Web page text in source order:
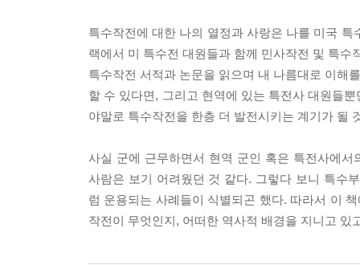
특수작전에 대한 나의 열정과 사랑은 나를 미국
랙에서 미 특수전 대원들과 함께 민사작전 및 특
특수작전 서적과 논문을 읽으며 내 나름대로 이해
할 수 있다면, 그리고 현역에 있는 특전사 대원들
야말로 특수작전을 한층 더 발전시키는 계기가 될
사실 군에 근무하면서 현역 군인 혹은 특전사에
사람은 보기 어려웠던 것 같다. 그렇다 보니 특수
럼 운용되는 사례들이 식별되곤 했다. 따라서 이
작전이 무엇인지, 어떠한 역사적 배경을 지니고